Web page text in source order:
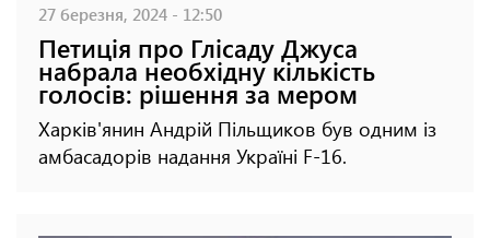
27 березня, 2024 - 12:50
Петиція про Глісаду Джуса
набрала необхідну кількість
голосів: рішення за мером
Харків'янин Андрій Пільщиков був одним із
амбасадорів надання Україні F-16.